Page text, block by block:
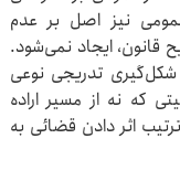
نیز اصل بر عدم
قانون، ایجاد نمی‌شود.
شکل‌گیری تدریجی نوعی
که نه از مسیر اراده
اثر دادن قضائی به